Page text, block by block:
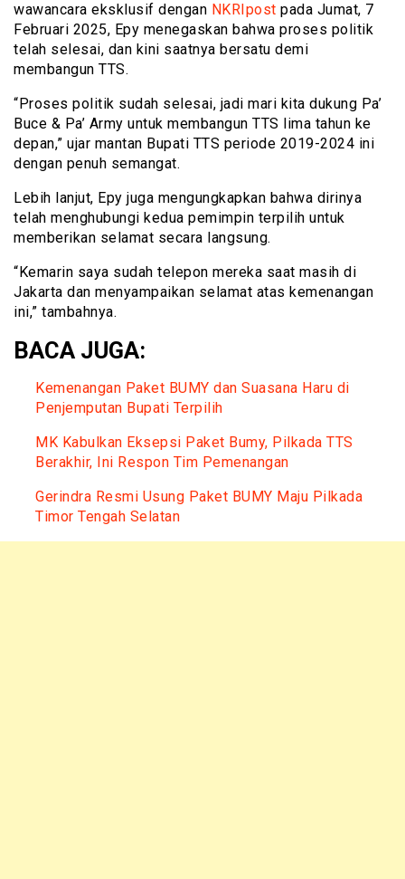
wawancara eksklusif dengan NKRIpost pada Jumat, 7
Februari 2025, Epy menegaskan bahwa proses politik
telah selesai, dan kini saatnya bersatu demi
membangun TTS.
“Proses politik sudah selesai, jadi mari kita dukung Pa’
Buce & Pa’ Army untuk membangun TTS lima tahun ke
depan,” ujar mantan Bupati TTS periode 2019-2024 ini
dengan penuh semangat.
Lebih lanjut, Epy juga mengungkapkan bahwa dirinya
telah menghubungi kedua pemimpin terpilih untuk
memberikan selamat secara langsung.
“Kemarin saya sudah telepon mereka saat masih di
Jakarta dan menyampaikan selamat atas kemenangan
ini,” tambahnya.
BACA JUGA:
Kemenangan Paket BUMY dan Suasana Haru di
Penjemputan Bupati Terpilih
MK Kabulkan Eksepsi Paket Bumy, Pilkada TTS
Berakhir, Ini Respon Tim Pemenangan
Gerindra Resmi Usung Paket BUMY Maju Pilkada
Timor Tengah Selatan